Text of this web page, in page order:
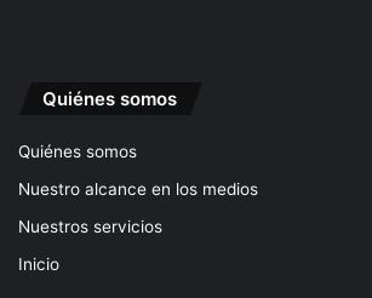
Quiénes somos
Quiénes somos
Nuestro alcance en los medios
Nuestros servicios
Inicio